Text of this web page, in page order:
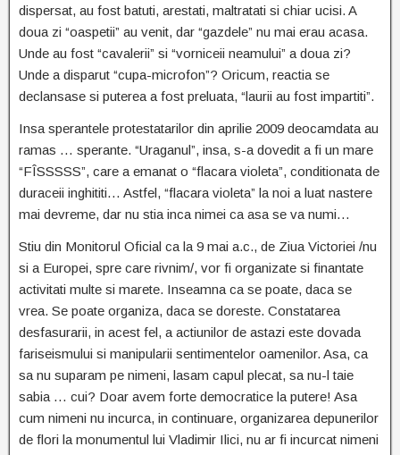
dispersat, au fost batuti, arestati, maltratati si chiar ucisi. A
doua zi “oaspetii” au venit, dar “gazdele” nu mai erau acasa.
Unde au fost “cavalerii” si “vorniceii neamului” a doua zi?
Unde a disparut “cupa-microfon”? Oricum, reactia se
declansase si puterea a fost preluata, “laurii au fost impartiti”.
Insa sperantele protestatarilor din aprilie 2009 deocamdata au
ramas … sperante. “Uraganul”, insa, s-a dovedit a fi un mare
“FÎSSSSS”, care a emanat o “flacara violeta”, conditionata de
duraceii inghititi… Astfel, “flacara violeta” la noi a luat nastere
mai devreme, dar nu stia inca nimei ca asa se va numi…
Stiu din Monitorul Oficial ca la 9 mai a.c., de Ziua Victoriei /nu
si a Europei, spre care rivnim/, vor fi organizate si finantate
activitati multe si marete. Inseamna ca se poate, daca se
vrea. Se poate organiza, daca se doreste. Constatarea
desfasurarii, in acest fel, a actiunilor de astazi este dovada
fariseismului si manipularii sentimentelor oamenilor. Asa, ca
sa nu suparam pe nimeni, lasam capul plecat, sa nu-l taie
sabia … cui? Doar avem forte democratice la putere! Asa
cum nimeni nu incurca, in continuare, organizarea depunerilor
de flori la monumentul lui Vladimir Ilici, nu ar fi incurcat nimeni